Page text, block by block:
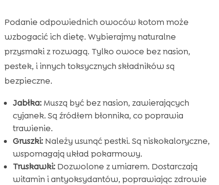
Podanie odpowiednich owoców kotom może
wzbogacić ich dietę. Wybierajmy naturalne
przysmaki z rozwagą. Tylko owoce bez nasion,
pestek, i innych toksycznych składników są
bezpieczne.
Jabłka:Muszą być bez nasion, zawierających
cyjanek. Są źródłem błonnika, co poprawia
trawienie.
Gruszki:Należy usunąć pestki. Są niskokaloryczne,
wspomagają układ pokarmowy.
Truskawki:Dozwolone z umiarem. Dostarczają
witamin i antyoksydantów, poprawiając zdrowie